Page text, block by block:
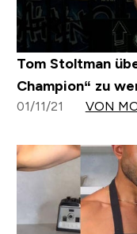
Tom Stoltman
Champion“ zu
01/11/21 VON